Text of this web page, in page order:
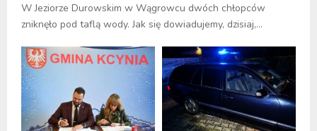
W Jeziorze Durowskim w Wągrowcu dwóch chłopców
zniknęło pod taflą wody. Jak się dowiadujemy, dzisiaj,...